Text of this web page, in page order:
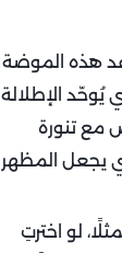
هذه الموضة
الإطلالة
مع تنورة
يجعل المظهر
لو اخترتِ